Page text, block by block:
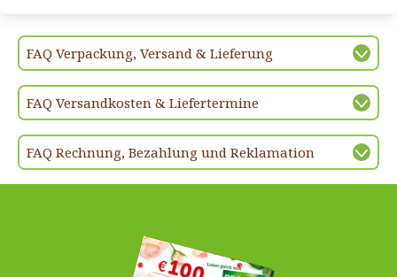
FAQ Verpackung, Versand & Lieferung
FAQ Versandkosten & Liefertermine
FAQ Rechnung, Bezahlung und Reklamation